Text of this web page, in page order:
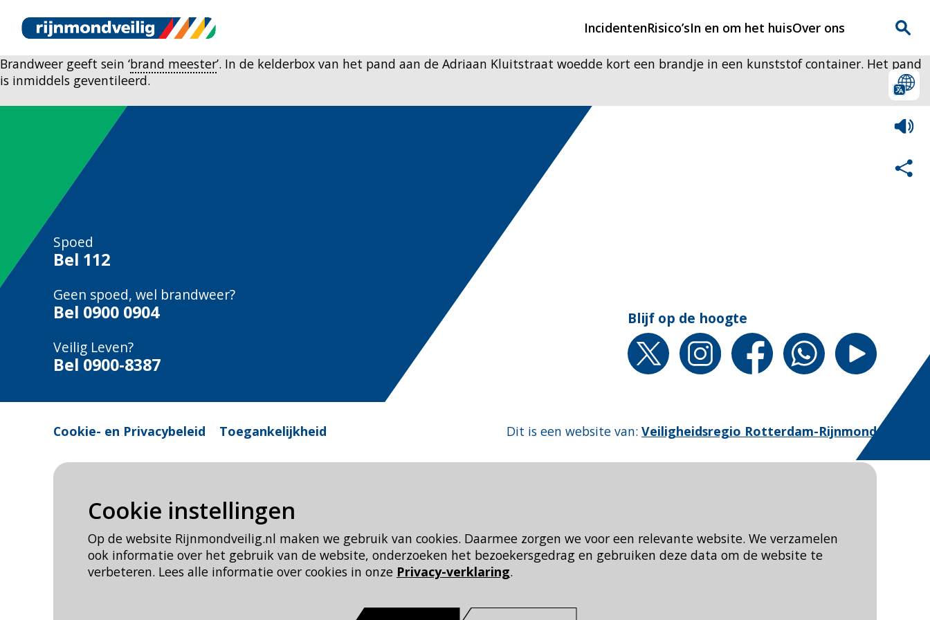
Cookie instellingen
Op de website Rijnmondveilig.nl maken we gebruik van cookies. Daarmee zorgen we voor een relevante website. We verzamelen
ook informatie over het gebruik van de website, onderzoeken het bezoekersgedrag en gebruiken deze data om de website te
verbeteren. Lees alle informatie over cookies in onze Privacy-verklaring.
Incidenten
Hulpdiensten nodig?
CIN-meldingen
Risico’sIn en om het huisOver ons
Brandweer geeft sein ‘brand meester’. In de kelderbox van het pand aan de Adriaan Kluitstraat woedde kort een brandje in een kunststof container. Het pand
is inmiddels geventileerd.
Spoed
Bel 112
Geen spoed, wel brandweer?
Bel 0900 0904
Veilig Leven?
Bel 0900-8387
Blijf op de hoogte
Cookie- en Privacybeleid Toegankelijkheid Dit is een website van: Veiligheidsregio Rotterdam-Rijnmond